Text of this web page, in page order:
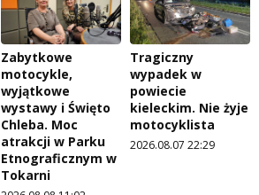
Zabytkowe
motocykle,
wyjątkowe
wystawy i Święto
Chleba. Moc
atrakcji w Parku
Etnograficznym w
Tokarni
Tragiczny
wypadek w
powiecie
kieleckim. Nie żyje
motocyklista
2026.08.07 22:29